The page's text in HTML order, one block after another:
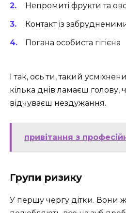
Непромиті фрукти та
Контакт із
Погана особиста гігієна
І так, ось ти, такий
кілька днів ламаєш голову,
відчуваєш нездужання.
привітання з
Групи ризику
У першу чергу дітки. Вони